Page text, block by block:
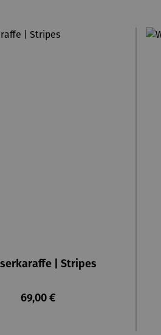
| Stripes
Regulärer Preis:
69,00 €